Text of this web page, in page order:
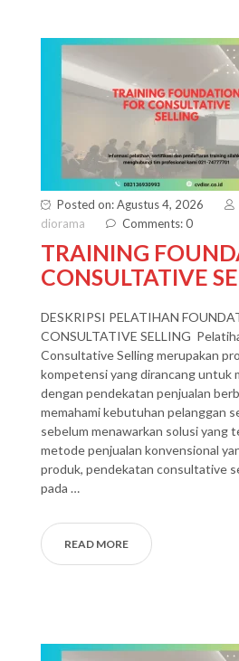
Posted on: Agustus 4, 2026
diorama
Comments: 0
TRAINING
CONSULTATIVE
DESKRIPSI PELATIHAN
CONSULTATIVE SELLING
Consultative Selling merupakan
kompetensi yang dirancang untuk
dengan pendekatan penjualan
memahami kebutuhan pelanggan
sebelum menawarkan solusi yang
metode penjualan konvensional
produk, pendekatan consultative
pada …
READ MORE